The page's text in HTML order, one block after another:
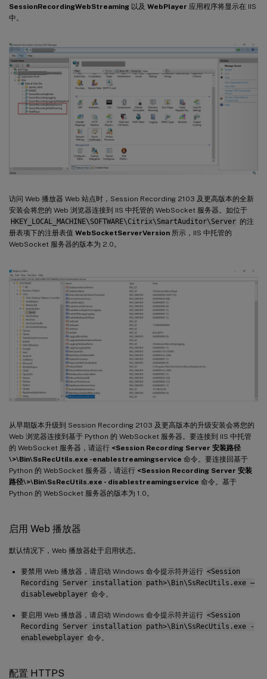
SessionRecordingWebStreaming 以及 WebPlayer 应用程序将显示在 IIS
中。
访问 Web 播放器 Web 站点时，Session Recording 2103 及更高版本的全新
安装会将您的 Web 浏览器连接到 IIS 中托管的 WebSocket 服务器。如位于
HKEY_LOCAL_MACHINE\SOFTWARE\Citrix\SmartAuditor\Server 的注
册表项下的注册表值 WebSocketServerVersion 所示，IIS 中托管的
WebSocket 服务器的版本为 2.0。
从早期版本升级到 Session Recording 2103 及更高版本的升级安装会将您的
Web 浏览器连接到基于 Python 的 WebSocket 服务器。要连接到 IIS 中托管
的 WebSocket 服务器，请运行 <Session Recording Server 安装路径
\>\Bin\SsRecUtils.exe -enablestreamingservice 命令。要连接回基于
Python 的 WebSocket 服务器，请运行 <Session Recording Server 安装
路径\>\Bin\SsRecUtils.exe - disablestreamingservice 命令。基于
Python 的 WebSocket 服务器的版本为 1.0。
启用 Web 播放器
默认情况下，Web 播放器处于启用状态。
要禁用 Web 播放器，请启动 Windows 命令提示符并运行 <Session
Recording Server installation path>\Bin\SsRecUtils.exe –
disablewebplayer 命令。
要启用 Web 播放器，请启动 Windows 命令提示符并运行 <Session
Recording Server installation path>\Bin\SsRecUtils.exe -
enablewebplayer 命令。
配置 HTTPS